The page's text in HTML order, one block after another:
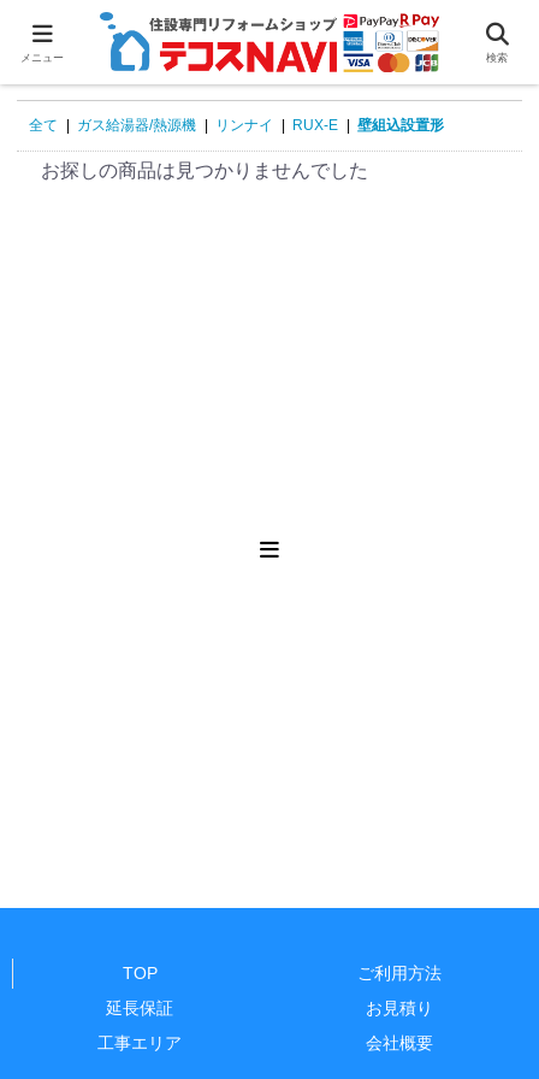
全て ガス給湯器/熱源機 リンナイ RUX-E 壁組込設置形
お探しの商品は見つかりませんでした
TOP
ご利用方法
延長保証
お見積り
工事エリア
会社概要
メニュー 検索